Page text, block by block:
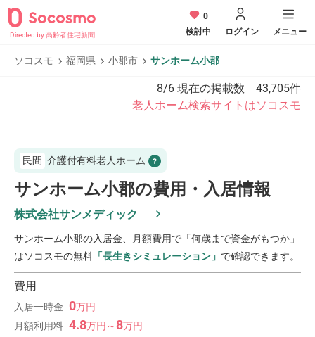
Directed by 高齢者住宅新聞
0
検討中
ログイン メニュー
ソコスモ 福岡県 小郡市 サンホーム小郡
8/6 現在の掲載数 43,705件
老人ホーム検索サイトはソコスモ
民間 介護付有料老人ホーム
サンホーム小郡の費用・入居情報
株式会社サンメディック
サンホーム小郡の入居金、月額費用で「何歳まで資金がもつか」
はソコスモの無料 「長生きシミュレーション」 で確認できます。
費用
入居一時金 0万円
月額利用料 4.8万円 ～ 8万円